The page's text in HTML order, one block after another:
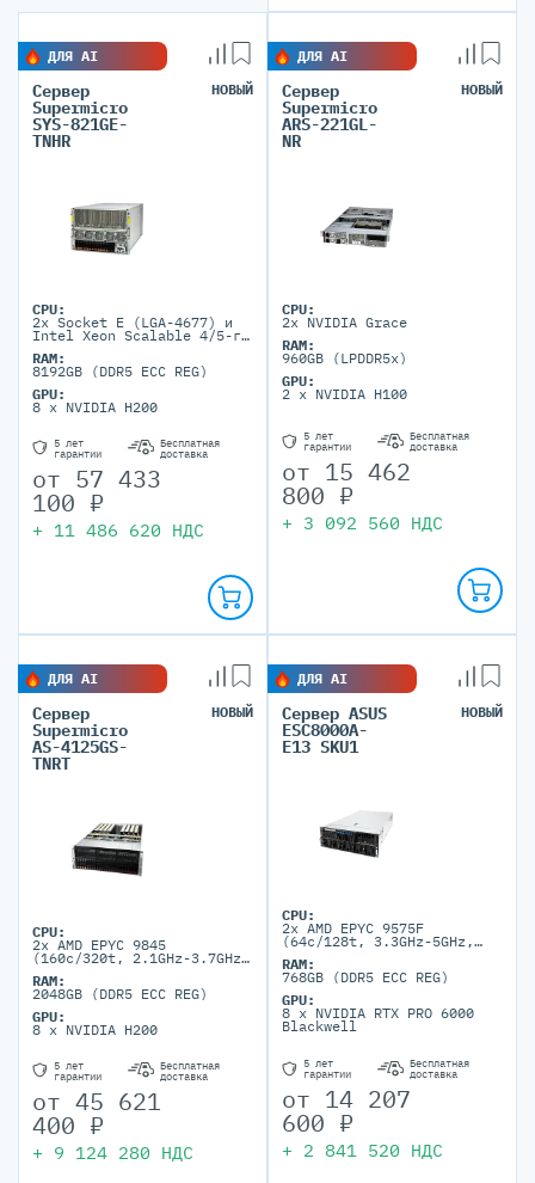
ДЛЯ AI
Сервер
Supermicro
SYS-821GE-
TNHR
НОВЫЙ
CPU:
2x Socket E (LGA-4677) и
Intel Xeon Scalable 4/5-го
воздушном охлаждении)
RAM:
8192GB (DDR5 ECC REG)
GPU:
8 x NVIDIA H200
5 лет
гарантии
Бесплатная
доставка
от 57 433
100 ₽
+ 11 486 620 НДС
ДЛЯ AI
Сервер
Supermicro
ARS-221GL-
NR
НОВЫЙ
CPU:
2x NVIDIA Grace
RAM:
960GB (LPDDR5x)
GPU:
2 x NVIDIA H100
5 лет
гарантии
Бесплатная
доставка
от 15 462
800 ₽
+ 3 092 560 НДС
ДЛЯ AI
Сервер
Supermicro
AS-4125GS-
TNRT
НОВЫЙ
CPU:
2x AMD EPYC 9845
(160c/320t, 2.1GHz-3.7GHz,
RAM:
2048GB (DDR5 ECC REG)
GPU:
8 x NVIDIA H200
5 лет
гарантии
Бесплатная
доставка
от 45 621
400 ₽
+ 9 124 280 НДС
ДЛЯ AI
Сервер ASUS
ESC8000A-
E13 SKU1
НОВЫЙ
CPU:
2x AMD EPYC 9575F
(64c/128t, 3.3GHz-5GHz,
RAM:
768GB (DDR5 ECC REG)
GPU:
8 x NVIDIA RTX PRO 6000
Blackwell
5 лет
гарантии
Бесплатная
доставка
от 14 207
600 ₽
+ 2 841 520 НДС